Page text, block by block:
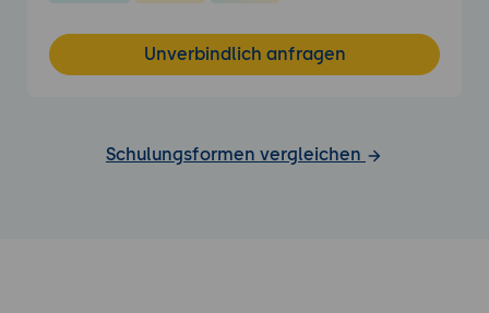
Unverbindlich anfragen
Schulungsformen vergleichen